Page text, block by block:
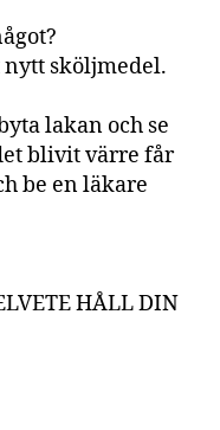
nytt sköljmedel.
lakan och se
blivit värre får
be en läkare
HÅLL DIN